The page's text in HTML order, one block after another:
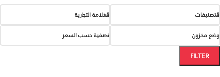
التصنيفات
العلامة التجارية
وضع مخزون
تصفية حسب السعر
FILTER